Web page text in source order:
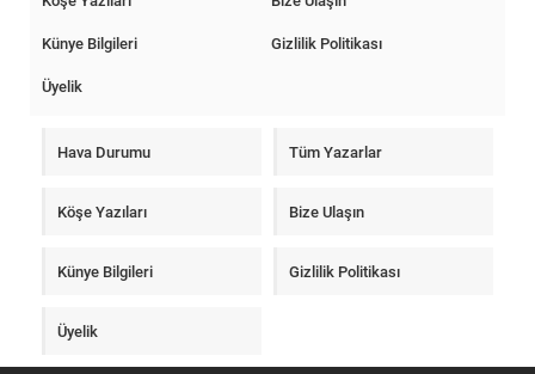
Künye Bilgileri
Gizlilik Politikası
Üyelik
Hava Durumu Tüm Yazarlar
Köşe Yazıları Bize Ulaşın
Künye Bilgileri Gizlilik Politikası
Üyelik